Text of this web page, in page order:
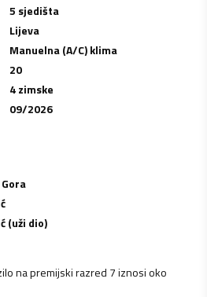
5 sjedišta
Lijeva
Manuelna (A/C) klima
20
4 zimske
09/2026
(uži dio)
na premijski razred 7 iznosi oko